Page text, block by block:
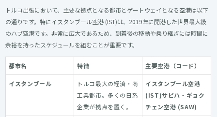
トルコ出張において、主要な拠点となる都市とゲートウェイとなる空港は以下
の通りです。特にイスタンブール空港 (IST)は、2019年に開港した世界最大級
のハブ空港です。非常に広大であるため、到着後の移動や乗り継ぎには時間に
余裕を持ったスケジュールを組むことが重要です。
都市名 特徴 主要空港（コード）
イスタンブール
トルコ最大の経済・商
工業都市。多くの日系
企業が拠点を置く。
イスタンブール空港
(IST)サビハ・ギョク
チェン空港 (SAW)